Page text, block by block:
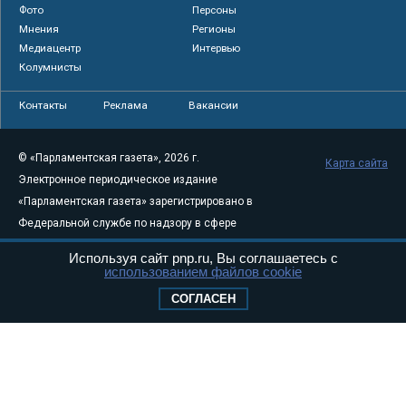
Фото
Персоны
Мнения
Регионы
Медиацентр
Интервью
Колумнисты
Контакты Реклама Вакансии
© «Парламентская газета», 2026 г.
Электронное периодическое издание
«Парламентская газета» зарегистрировано в
Федеральной службе по надзору в сфере
связи, информационных технологий и
массовых коммуникаций (Роскомнадзор) 05
Свидетельство о регистрации Эл № ФС77-
Карта сайта
Используя сайт pnp.ru, Вы соглашаетесь с
использованием файлов cookie
СОГЛАСЕН